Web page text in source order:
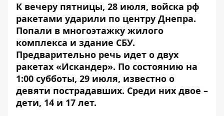
К вечеру пятницы, 28 июля, войска рф
ракетами ударили по центру Днепра.
Попали в многоэтажку жилого
комплекса и здание СБУ.
Предварительно речь идет о двух
ракетах «Искандер». По состоянию на
1:00 субботы, 29 июля, известно о
девяти пострадавших. Среди них двое –
дети, 14 и 17 лет.